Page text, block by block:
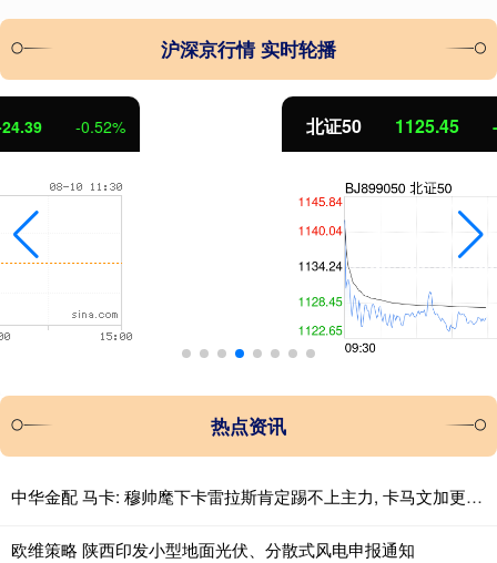
沪深京行情 实时轮播
北证50 -8.79 -0.78%
热点资讯
中华金配 马卡: 穆帅麾下卡雷拉斯肯定踢不上主力, 卡马文加更没戏
欧维策略 陕西印发小型地面光伏、分散式风电申报通知